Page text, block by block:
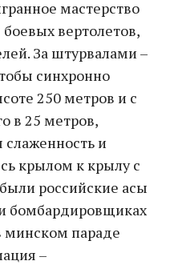
мастерство
вертолетов,
За штурвалами –
синхронно
250 метров и с
в 25 метров,
слаженность и
крылом к крылу с
российские асы
бомбардировщиках
минском параде
–